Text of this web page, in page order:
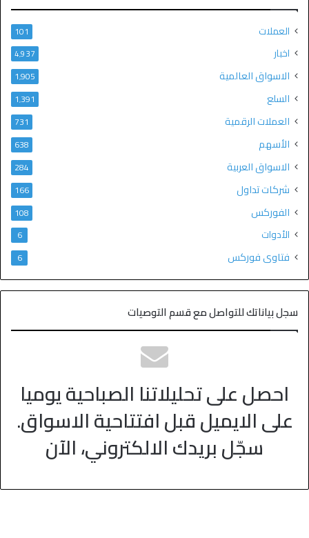
العملات 101
اخبار 4٬937
الاسواق العالمية 1٬905
السلع 1٬391
العملات الرقمية 731
الأسهم 638
الاسواق العربية 284
شركات تداول 166
الفوركس 108
الأدوات 6
فتاوى فوركس 6
سجل بياناتك للتواصل مع قسم التوصيات
احصل على تحليلاتنا الصباحية يوميا
على الايميل قبل افتتاحية الاسواق.
سجّل بريدك الالكتروني، الآن